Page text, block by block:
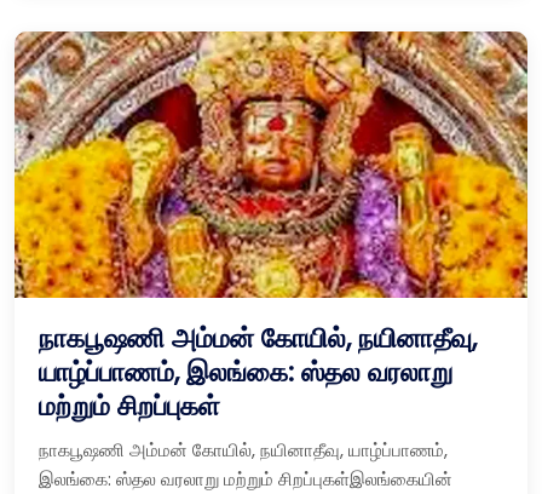
நாகபூஷணி அம்மன் கோயில், நயினாதீவு,
யாழ்ப்பாணம், இலங்கை: ஸ்தல வரலாறு
மற்றும் சிறப்புகள்
நாகபூஷணி அம்மன் கோயில், நயினாதீவு, யாழ்ப்பாணம்,
இலங்கை: ஸ்தல வரலாறு மற்றும் சிறப்புகள்இலங்கையின்